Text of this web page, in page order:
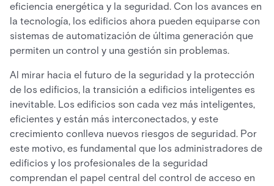
eficiencia energética y la seguridad. Con los avances en
la tecnología, los edificios ahora pueden equiparse con
sistemas de automatización de última generación que
permiten un control y una gestión sin problemas.
Al mirar hacia el futuro de la seguridad y la protección
de los edificios, la transición a edificios inteligentes es
inevitable. Los edificios son cada vez más inteligentes,
eficientes y están más interconectados, y este
crecimiento conlleva nuevos riesgos de seguridad. Por
este motivo, es fundamental que los administradores de
edificios y los profesionales de la seguridad
comprendan el papel central del control de acceso en